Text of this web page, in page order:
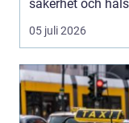
säkerhet och
05 juli 2026